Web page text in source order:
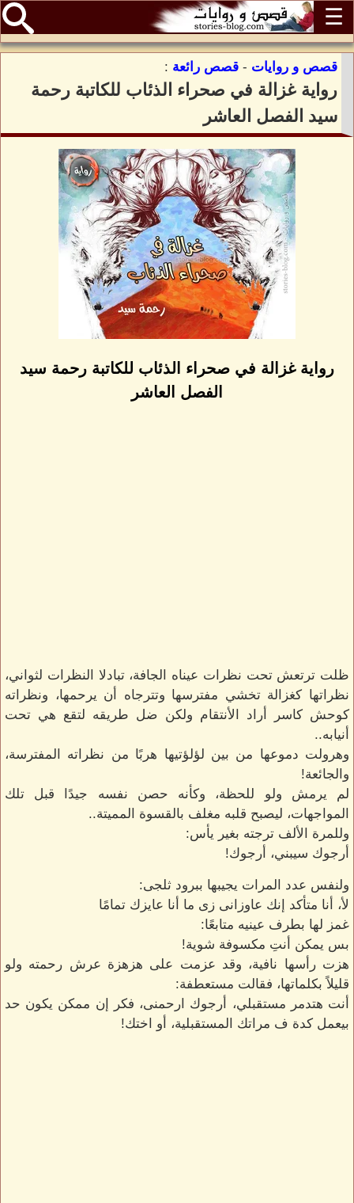
☰
قصص و روايات - قصص رائعة :
رواية غزالة في صحراء الذئاب للكاتبة رحمة
سيد الفصل العاشر
رواية غزالة في صحراء الذئاب للكاتبة رحمة سيد
الفصل العاشر
ظلت ترتعش تحت نظرات عيناه الجافة، تبادلا النظرات لثواني،
نظراتها كغزالة تخشي مفترسها وتترجاه أن يرحمها، ونظراته
كوحش كاسر أراد الأنتقام ولكن ضل طريقه لتقع هي تحت
أنيابه..
وهرولت دموعها من بين لؤلؤتيها هربًا من نظراته المفترسة،
والجائعة!
لم يرمش ولو للحظة، وكأنه حصن نفسه جيدًا قبل تلك
المواجهات، ليصبح قلبه مغلف بالقسوة المميتة..
وللمرة الألف ترجته بغير يأس:
أرجوك سيبني، أرجوك!
ولنفس عدد المرات يجيبها ببرود ثلجى:
لأ، أنا متأكد إنك عاوزانى زى ما أنا عايزك تمامًا
غمز لها بطرف عينيه متابعًا:
بس يمكن أنتِ مكسوفة شوية!
هزت رأسها نافية، وقد عزمت على هزهزة عرش رحمته ولو
قليلاً بكلماتها، فقالت مستعطفة:
أنت هتدمر مستقبلي، أرجوك ارحمنى، فكر إن ممكن يكون حد
بيعمل كدة ف مراتك المستقبلية، أو اختك!